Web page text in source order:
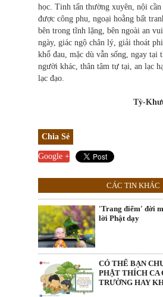
học. Tinh tấn thường xuyên, nội
được công phu, ngoại hoằng bất
bên trong tĩnh lặng, bên ngoài an
ngày, giác ngộ chân lý, giải thoát
khổ đau, mặc dù vẫn sống, ngay tại
người khác, thân tâm tự tại, an lạc
lạc đạo.
Tỳ-
Chia Sẻ
Google +
CÁC TIN KHÁC
'Trang điểm' đời
lời Phật dạy
CÓ THỂ BẠN
PHẬT THÍCH CA
TRƯỜNG HAY